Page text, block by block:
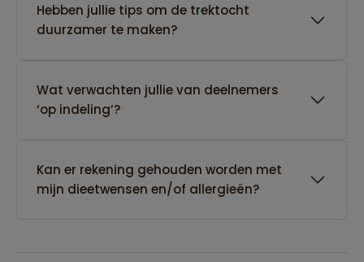
Hebben jullie tips om de trektocht
duurzamer te maken?
Wat verwachten jullie van deelnemers
‘op indeling’?
Kan er rekening gehouden worden met
mijn dieetwensen en/of allergieën?